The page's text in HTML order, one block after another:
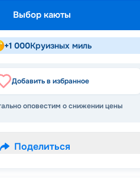
Выбор каюты
+1 000Круизных миль
Добавить в избранное
оповестим о снижении цены
Поделиться